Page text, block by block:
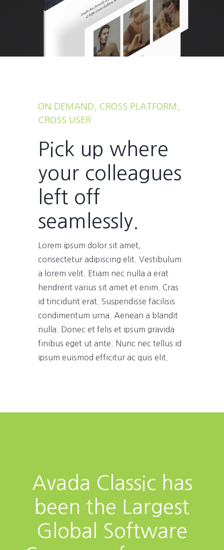
ON DEMAND, CROSS PLATFORM,
CROSS USER
Pick up where
your colleagues
left off
seamlessly.
Lorem ipsum dolor sit amet,
consectetur adipiscing elit. Vestibulum
a lorem velit. Etiam nec nulla a erat
hendrerit varius sit amet et enim. Cras
id tincidunt erat. Suspendisse facilisis
condimentum urna. Aenean a blandit
nulla. Donec et felis et ipsum gravida
finibus eget ut ante. Nunc nec tellus id
ipsum euismod efficitur ac quis elit.
Avada Classic has
been the Largest
Global Software